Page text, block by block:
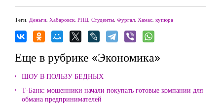
Теги: Деньги, Хабаровск, РПЦ, Студенты, Фургал, Хамас, купюра
Еще в рубрике «Экономика»
ШОУ В ПОЛЬЗУ БЕДНЫХ
Т-Банк: мошенники начали покупать готовые компании для
обмана предпринимателей